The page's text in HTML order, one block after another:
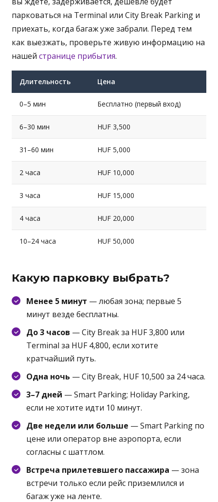
парковаться на Terminal или City Break Parking и
приехать, когда багаж уже забрали. Перед тем
как выезжать, проверьте живую информацию на
нашей странице прибытия.
Длительность Цена
0–5 мин Бесплатно (первый вход)
6–30 мин HUF 3,500
31–60 мин HUF 5,000
2 часа HUF 10,000
3 часа HUF 15,000
4 часа HUF 20,000
10–24 часа HUF 50,000
Какую парковку выбрать?
Менее 5 минут — любая зона; первые 5
минут везде бесплатны.
До 3 часов — City Break за HUF 3,800 или
Terminal за HUF 4,800, если хотите
кратчайший путь.
Одна ночь — City Break, HUF 10,500 за 24 часа.
3–7 дней — Smart Parking; Holiday Parking,
если не хотите идти 10 минут.
Две недели или больше — Smart Parking по
цене или оператор вне аэропорта, если
согласны с шаттлом.
Встреча прилетевшего пассажира — зона
встречи только если рейс приземлился и
багаж уже на ленте.